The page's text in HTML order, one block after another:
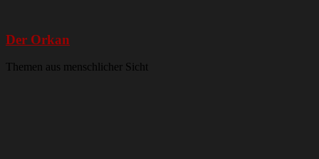
Der Orkan
Themen aus menschlicher Sicht